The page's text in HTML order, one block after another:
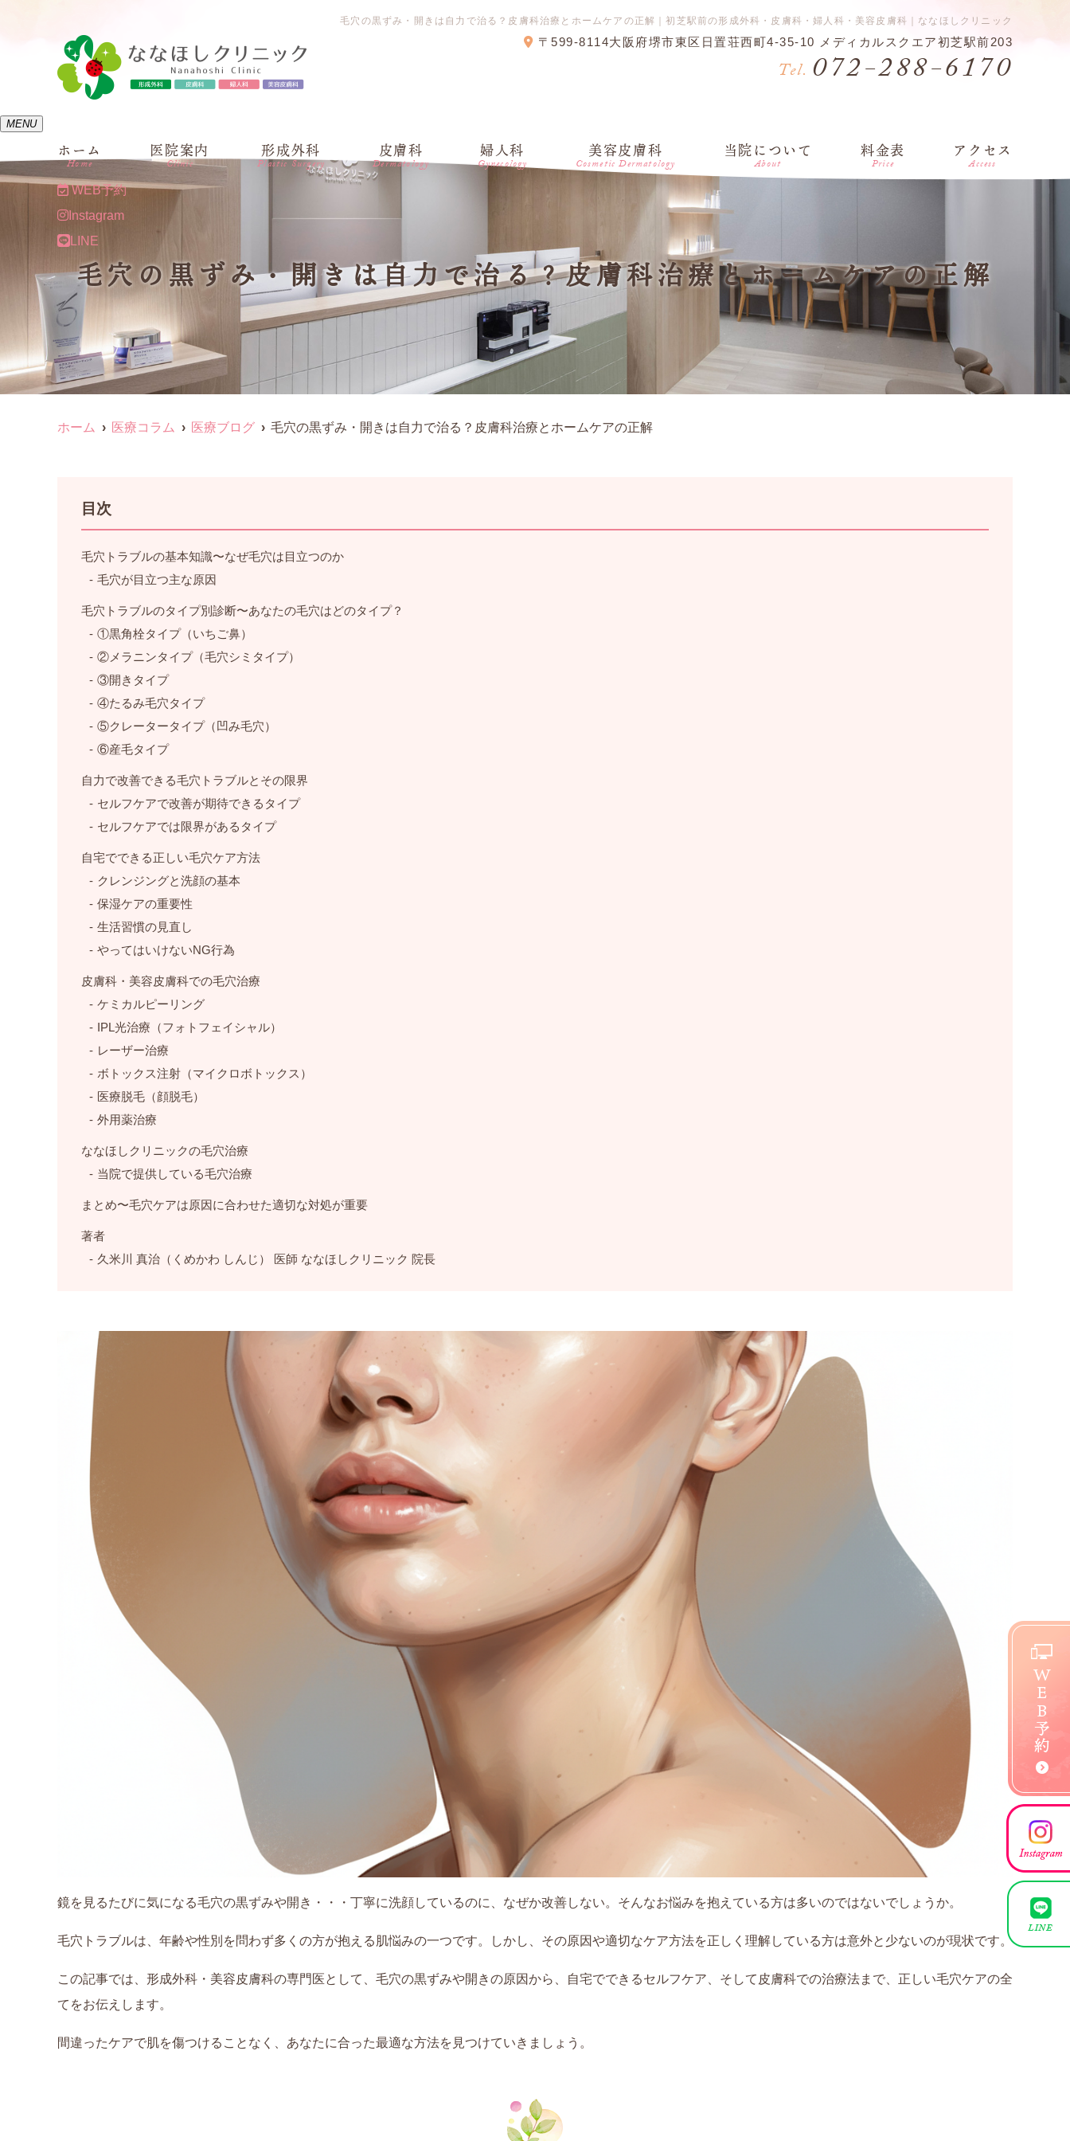
毛穴の黒ずみ・開きは自力で治る？皮膚科治療とホームケアの正解｜初芝駅前の形成外科・皮膚科・婦人科・美容皮膚科｜ななほしクリニック
〒599-8114大阪府堺市東区日置荘西町4-35-10 メディカルスクエア初芝駅前203
Tel. 072-288-6170
MENU
ホーム
Home
医院案内
Clinic
形成外科
Plastic Surgery
皮膚科
Dermatology
婦人科
Gynecology
美容皮膚科
Cosmetic Dermatology
当院について
About
料金表
Price
アクセス
Access
WEB予約
Instagram
LINE
毛穴の黒ずみ・開きは自力で治る？皮膚科治療とホームケアの正解
ホーム 医療コラム 医療ブログ 毛穴の黒ずみ・開きは自力で治る？皮膚科治療とホームケアの正解
目次
毛穴トラブルの基本知識〜なぜ毛穴は目立つのか
毛穴が目立つ主な原因
毛穴トラブルのタイプ別診断〜あなたの毛穴はどのタイプ？
①黒角栓タイプ（いちご鼻）
②メラニンタイプ（毛穴シミタイプ）
③開きタイプ
④たるみ毛穴タイプ
⑤クレータータイプ（凹み毛穴）
⑥産毛タイプ
自力で改善できる毛穴トラブルとその限界
セルフケアで改善が期待できるタイプ
セルフケアでは限界があるタイプ
自宅でできる正しい毛穴ケア方法
クレンジングと洗顔の基本
保湿ケアの重要性
生活習慣の見直し
やってはいけないNG行為
皮膚科・美容皮膚科での毛穴治療
ケミカルピーリング
IPL光治療（フォトフェイシャル）
レーザー治療
ボトックス注射（マイクロボトックス）
医療脱毛（顔脱毛）
外用薬治療
ななほしクリニックの毛穴治療
当院で提供している毛穴治療
まとめ〜毛穴ケアは原因に合わせた適切な対処が重要
著者
久米川 真治（くめかわ しんじ） 医師 ななほしクリニック 院長
鏡を見るたびに気になる毛穴の黒ずみや開き・・・丁寧に洗顔しているのに、なぜか改善しない。そんなお悩みを抱えている方は多いのではないでしょうか。
毛穴トラブルは、年齢や性別を問わず多くの方が抱える肌悩みの一つです。しかし、その原因や適切なケア方法を正しく理解している方は意外と少ないのが現状です。
この記事では、形成外科・美容皮膚科の専門医として、毛穴の黒ずみや開きの原因から、自宅でできるセルフケア、そして皮膚科での治療法まで、正しい毛穴ケアの全
てをお伝えします。
間違ったケアで肌を傷つけることなく、あなたに合った最適な方法を見つけていきましょう。